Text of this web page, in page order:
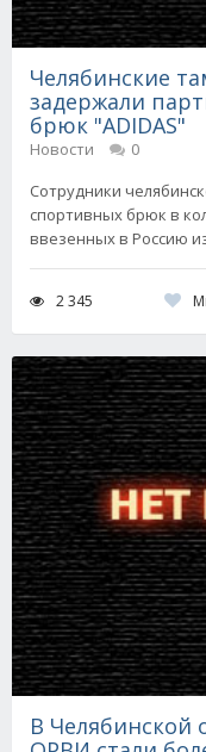
Челябинские
задержали
брюк "ADIDAS"
Новости
0
Сотрудники
спортивных брюк в
ввезенных в Россию
2 345
В Челябинской